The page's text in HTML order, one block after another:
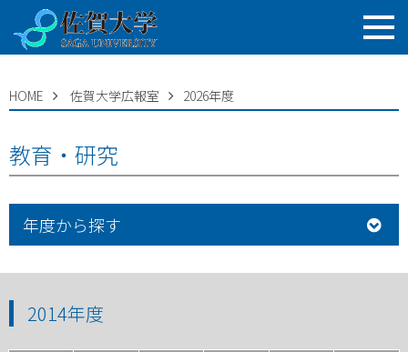
HOME 佐賀大学広報室 2026年度
教育・研究
年度から探す
2014年度